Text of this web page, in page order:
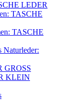
LEDER
TASCHE
TASCHE
Naturleder:
GROSS
KLEIN